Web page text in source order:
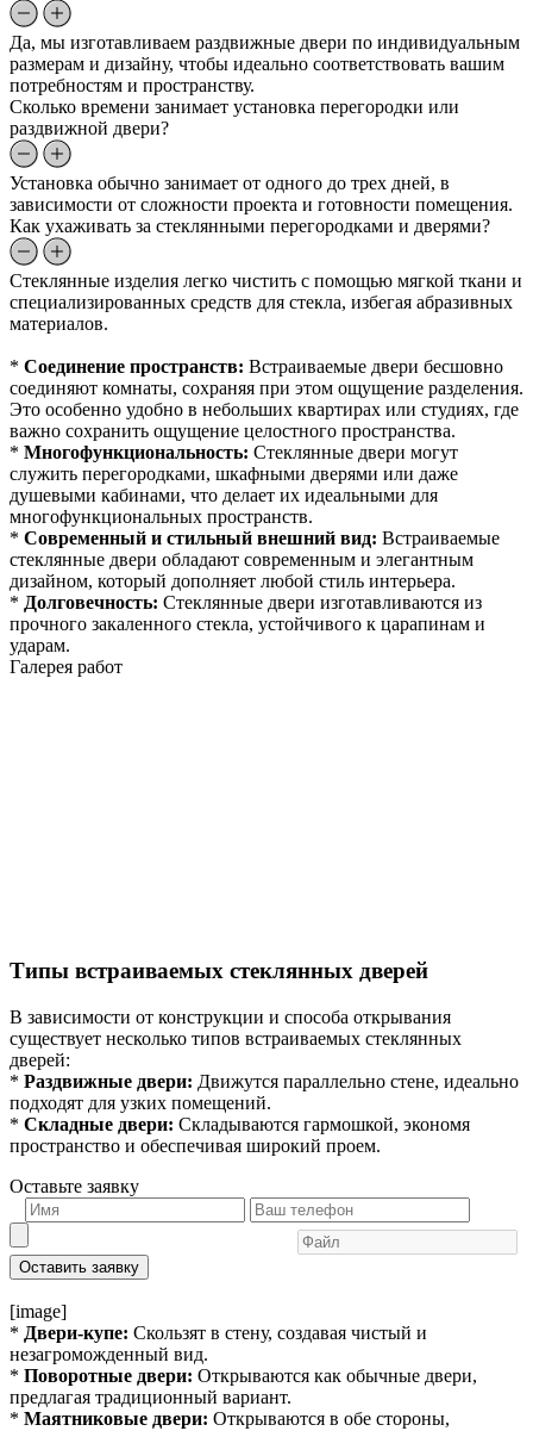
Да, мы изготавливаем раздвижные двери по индивидуальным
размерам и дизайну, чтобы идеально соответствовать вашим
потребностям и пространству.
Сколько времени занимает установка перегородки или
раздвижной двери?
Установка обычно занимает от одного до трех дней, в
зависимости от сложности проекта и готовности помещения.
Как ухаживать за стеклянными перегородками и дверями?
Стеклянные изделия легко чистить с помощью мягкой ткани и
специализированных средств для стекла, избегая абразивных
материалов.
* Соединение пространств: Встраиваемые двери бесшовно
соединяют комнаты, сохраняя при этом ощущение разделения.
Это особенно удобно в небольших квартирах или студиях, где
важно сохранить ощущение целостного пространства.
* Многофункциональность: Стеклянные двери могут
служить перегородками, шкафными дверями или даже
душевыми кабинами, что делает их идеальными для
многофункциональных пространств.
* Современный и стильный внешний вид: Встраиваемые
стеклянные двери обладают современным и элегантным
дизайном, который дополняет любой стиль интерьера.
* Долговечность: Стеклянные двери изготавливаются из
прочного закаленного стекла, устойчивого к царапинам и
ударам.
Галерея работ
Типы встраиваемых стеклянных дверей
В зависимости от конструкции и способа открывания
существует несколько типов встраиваемых стеклянных
дверей:
* Раздвижные двери: Движутся параллельно стене, идеально
подходят для узких помещений.
* Складные двери: Складываются гармошкой, экономя
пространство и обеспечивая широкий проем.
Оставьте заявку
Оставить заявку
[image]
* Двери-купе: Скользят в стену, создавая чистый и
незагроможденный вид.
* Поворотные двери: Открываются как обычные двери,
предлагая традиционный вариант.
* Маятниковые двери: Открываются в обе стороны,